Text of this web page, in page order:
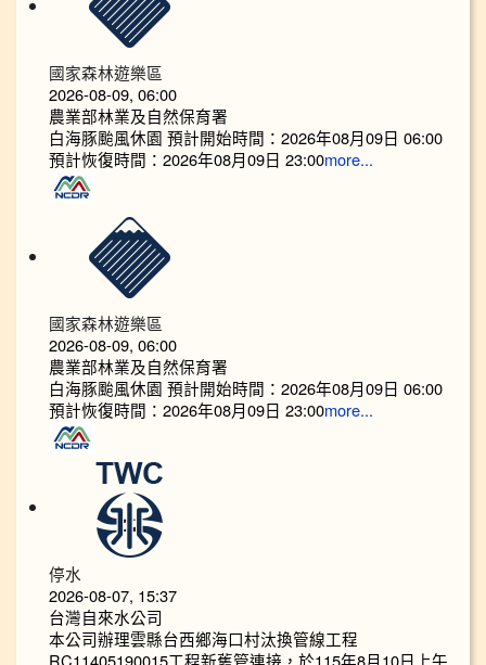
國家森林遊樂區
2026-08-09, 06:00
農業部林業及自然保育署
白海豚颱風休園 預計開始時間：2026年08月09日 06:00
預計恢復時間：2026年08月09日 23:00more...
國家森林遊樂區
2026-08-09, 06:00
農業部林業及自然保育署
白海豚颱風休園 預計開始時間：2026年08月09日 06:00
預計恢復時間：2026年08月09日 23:00more...
停水
2026-08-07, 15:37
台灣自來水公司
本公司辦理雲縣台西鄉海口村汰換管線工程
RC11405190015工程新舊管連接，於115年8月10日上午